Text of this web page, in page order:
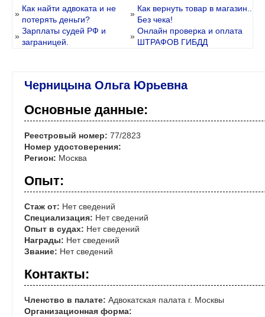
»
Как найти адвоката и не
потерять деньги?
»
Как вернуть товар в магазин..
Без чека!
»
Зарплаты судей РФ и
заграницей.
»
Онлайн проверка и оплата
ШТРАФОВ ГИБДД
Черницына Ольга Юрьевна
Основные данные:
Реестровый номер: 77/2823
Номер удостоверения:
Регион: Москва
Опыт:
Стаж от: Нет сведений
Специализация: Нет сведений
Опыт в судах: Нет сведений
Награды: Нет сведений
Звание: Нет сведений
Контакты:
Членство в палате: Адвокатская палата г. Москвы
Организационная форма: